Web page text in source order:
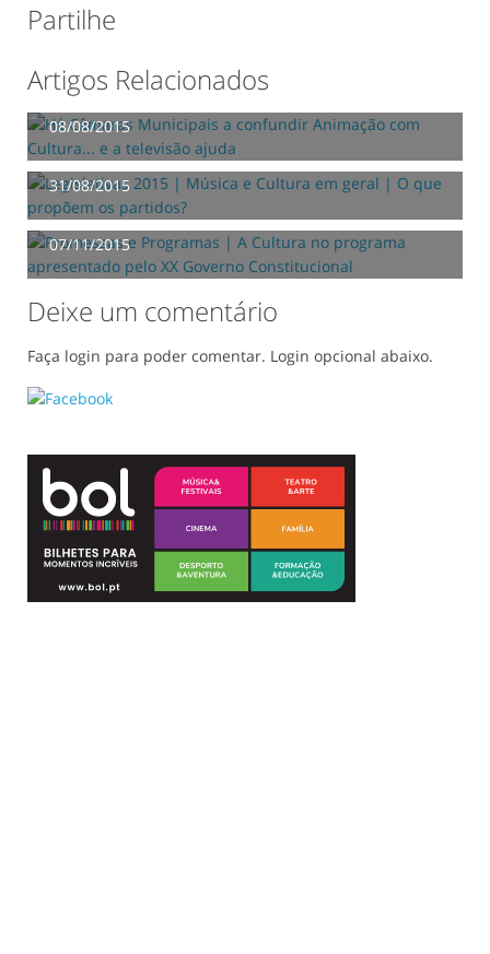
Partilhe
Artigos Relacionados
Há Câmaras Municipais a confundir Animação com
Cultura... e a televisão ajuda
08/08/2015
Legislativas 2015 | Música e Cultura em geral | O
que propõem os partidos?
31/08/2015
Promessas e Programas | A Cultura no programa
apresentado pelo XX Governo Constitucional
07/11/2015
Deixe um comentário
Faça login para poder comentar. Login opcional abaixo.